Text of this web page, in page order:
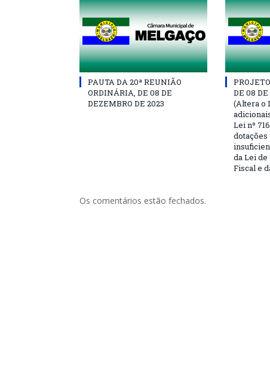
PAUTA DA 20ª REUNIÃO
ORDINÁRIA, DE 08 DE
DEZEMBRO DE 2023
DE 08
(Altera o
Lei nº
da Lei
Fiscal e
Os comentários estão fechados.